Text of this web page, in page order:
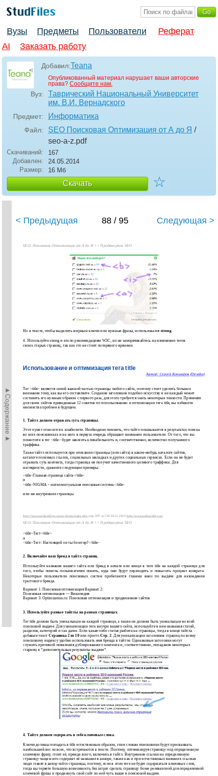
Вузы Предметы Пользователи
Реферат
AI
Заказать работу
Добавил:Teana
Опубликованный материал нарушает ваши авторские
права? Сообщите нам.
Вуз:
Таврический Национальный Университет
им. В.И. Вернадского
Предмет: Информатика
Файл: SEO Поисковая Оптимизация от А до Я /
seo-a-z.pdf
Скачиваний:
167
Добавлен:
24.05.2014
Размер:
16 Мб
Скачать ☆
►Содержание►
< Предыдущая 88 / 95 Следующая >
SEO: Поисковая Оптимизация от А до Я => Продвинутое SEO
Но в тексте, чтобы выделить жирным ключи или нужные фразы, использовался strong.
4. Используйте strong и em по рекомендациям W3C, но не заморачивайтесь на изменении тегов
своих старых страниц, так как это не стоит потеряного времени.
Использование и оптимизация тега title
Автор: Сергей Кокшаров (Devaka)
Тег <title> является самой важной частью страницы любого сайта, поэтому стоит уделить большое
внимание тому, как вы его составляете. Создание заголовков подобно искусству и не каждый может
составить его нужным образом с первого раза, для этого требуется знать некоторые тонкости. Применяя
для своих сайтов приведенные 12 советов по использованию и оптимизации тега title, вы избежите
множества проблем в будущем.
1. Тайтл должен отражать суть страницы.
Этот пункт относится к юзабилити. Необходимо помнить, что тайтл показывается в результатах поиска
во всех поисковиках и на него в первую очередь обращают внимание пользователи. От того, что вы
поместите в тег <title> будет зависеть кликабельность и, соответственно, количество получаемого
траффика.
Также тайтл используется при описании страницы (или сайта) в каком-нибудь каталоге сайтов,
каталоге полезных ссылок, социальных закладках и других социальных сервисах. Если он не будет
отражать суть контента, тогда страница не получит качественного целевого траффика. Для
наглядности, сравните следующие примеры:
<title>Главная страница сайта</title>
и
<title>NIGMA – интеллектуальная поисковая система</title>
или же внутренние страницы
http://www.seobuilding.ru/seo-forum/index.php стр. 497 из 536 30.11.2010http://www.seobuilding.ru/
SEO: Поисковая Оптимизация от А до Я => Продвинутое SEO
<title>Тест</title>
и
<title>Тест: Настоящий ли ты блоггер?</title>
2. Включайте ваш бренд в тайтл страниц.
Используйте название вашего сайта или бренд в начале или конце в теге title на каждой странице для
того, чтобы помочь пользователям понять, куда они будут переходить и повысить процент возврата.
Некоторые пользователи поисковых систем пробегаются глазами вниз по выдаче для нахождения
трастового бренда.
Вариант 1: Поисковая оптимизация Вариант 2:
Поисковая оптимизация — Википедия
Вариант 3: Optimization.ru: Поисковая оптимизация и продвижение сайтов
3. Используйте разные тайтлы на разных страницах.
Тег title должен быть уникальным на каждой странице, а также он должен быть уникальным во всей
поисковой выдаче. Для уникализации тега внутри вашего сайта, используйте в нем названия статей,
разделов, категорий и так далее. Если какая-либо статья разбита на страницы, тогда в конце тайтла
добавьте текст Страница 2 из 10 или просто Стр. 2. Для уникализации заголовков страниц по всему
поисковому индексу удобно использовать имя бренда в тайтле. Одинаковые заголовки могут
служить причиной появления дублированного контента и, соответственно, попадание некоторых
старниц в “дополнительные результаты выдачи”.
4. Тайтл должен содержать в себе ключевые слова.
Ключи должны попадать в title естественным образом, этим словам поисковики будут присваивать
наибольший вес из всех, что встречаются в тексте. Поэтому, оптимизируя страницу под определенную
ключевую фразу, стоит её, прежде всего, включить в тайтл. Внутренние ссылки на определенную
страницу чаще всего содержат её название в анкоре, также как и при естественных внешних ссылках
люди ставят в анкор тайтл страницы, поэтому, если в этом теге не будет содержаться ключевых слов,
тогда вы теряете большую возможность без затрат сделать страницу более релевантной для определенной
ключевой фразы и продвинуть свой сайт по ней чуть выше в поисковой выдаче.